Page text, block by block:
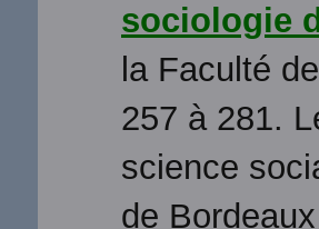
sociologie
la Faculté
257 à 281.
science